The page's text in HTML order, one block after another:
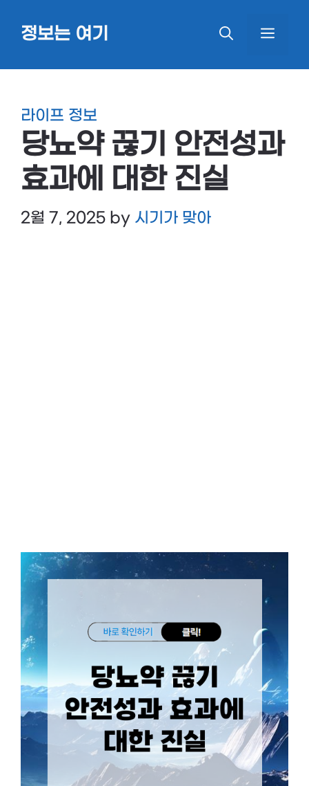
정보는 여기
라이프 정보
당뇨약 끊기 안전성과
효과에 대한 진실
2월 7, 2025 by 시기가 맞아